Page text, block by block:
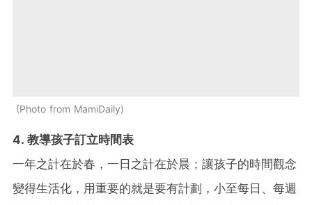
Photo from MamiDaily
4. 教導孩子訂立時間表
一年之計在於春，一日之計在於晨；讓孩子的時間觀念
變得生活化，用重要的就是要有計劃，小至每日、每週